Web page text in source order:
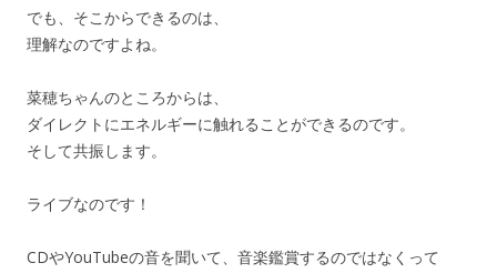
でも、そこからできるのは、
理解なのですよね。
菜穂ちゃんのところからは、
ダイレクトにエネルギーに触れることができるのです。
そして共振します。
ライブなのです！
CDやYouTubeの音を聞いて、音楽鑑賞するのではなくって